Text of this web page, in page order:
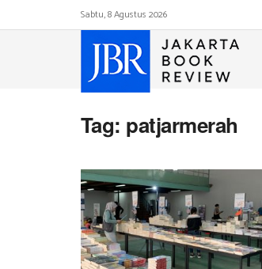
Sabtu, 8 Agustus 2026
Tag: patjarmerah